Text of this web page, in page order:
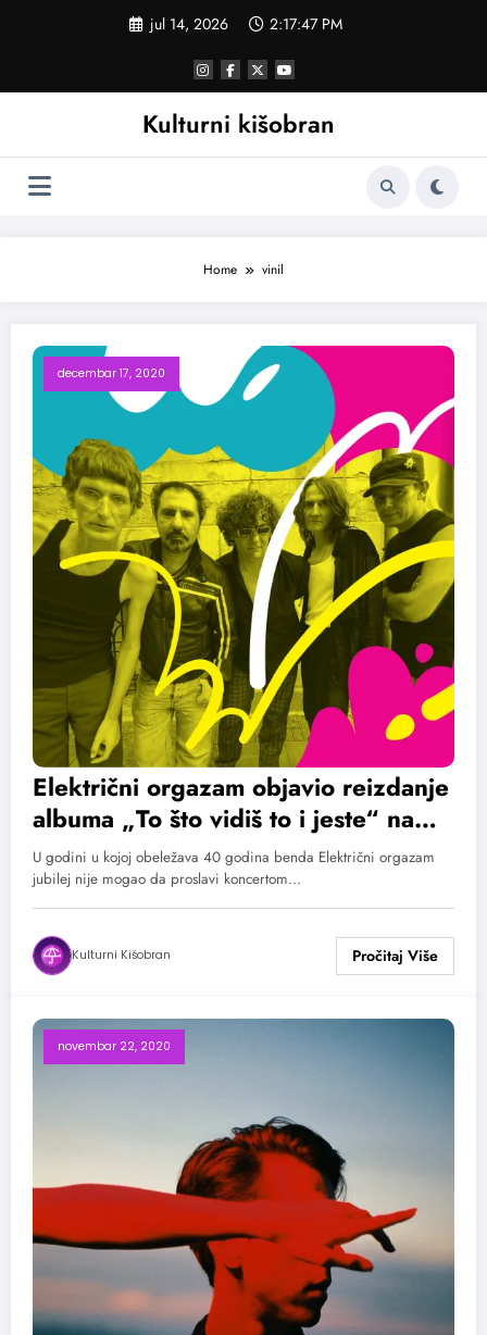
jul 14, 2026 2:17:48 PM
Kulturni kišobran
Home vinil
decembar 17, 2020
Električni orgazam objavio reizdanje
albuma „To što vidiš to i jeste“ na
duplom vinilu
U godini u kojoj obeležava 40 godina benda Električni orgazam
jubilej nije mogao da proslavi koncertom…
Kulturni Kišobran
novembar 22, 2020